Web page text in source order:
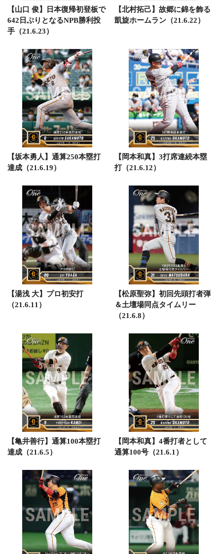
【山口 俊】日本復帰初登板で
642日ぶりとなるNPB勝利投
手（21.6.23）
【北村拓己】故郷に錦を飾る
凱旋ホームラン（21.6.22）
【坂本勇人】通算250本塁打
達成（21.6.19）
【岡本和真】3打席連続本塁
打（21.6.12）
【湯浅 大】プロ初安打
（21.6.11）
【松原聖弥】初回先頭打者弾
＆土壇場同点タイムリー
（21.6.8）
【亀井善行】通算100本塁打
達成（21.6.5）
【岡本和真】4番打者として
通算100号（21.6.1）